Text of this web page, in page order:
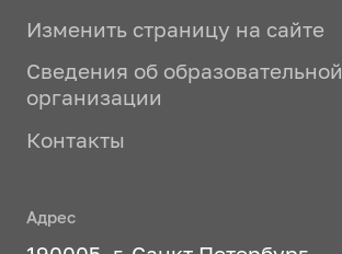
Изменить страницу на сайте
Сведения об образовательной
организации
Контакты
Адрес